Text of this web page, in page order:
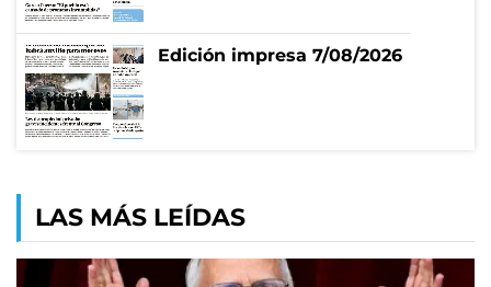
Edición impresa 7/08/2026
LAS MÁS LEÍDAS